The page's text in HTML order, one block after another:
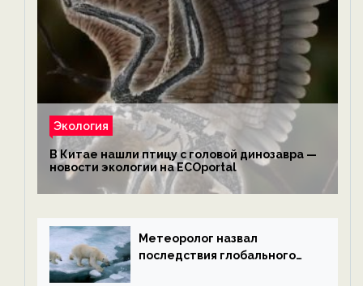
Экология
В Китае нашли птицу с головой динозавра —
новости экологии на ECOportal
Метеоролог назвал
последствия глобального